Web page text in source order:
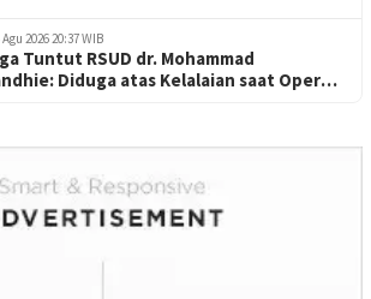
2026 20:37 WIB
Tuntut RSUD dr. Mohammad
Diduga atas Kelalaian saat Operasi